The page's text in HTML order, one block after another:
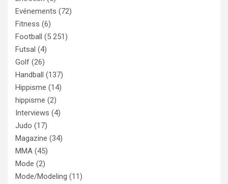
Evénements (72)
Fitness (6)
Football (5 251)
Futsal (4)
Golf (26)
Handball (137)
Hippisme (14)
hippisme (2)
Interviews (4)
Judo (17)
Magazine (34)
MMA (45)
Mode (2)
Mode/Modeling (11)